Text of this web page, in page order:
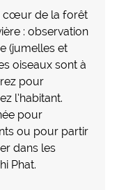
cœur de la forêt
: observation
(jumelles et
oiseaux sont à
pour
l’habitant.
pour
ou pour partir
dans les
Phat.